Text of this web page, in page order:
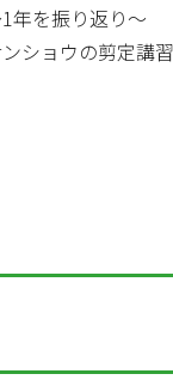
を振り返り～
ショウの剪定講